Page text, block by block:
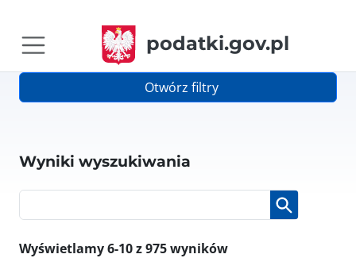
podatki.gov.pl
Otwórz filtry
Wyniki wyszukiwania
Wyświetlamy 6-10 z 975 wyników